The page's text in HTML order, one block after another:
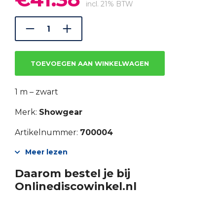
prijs
was:
€57.48.
prijs
is:
incl. 21% BTW
TOEVOEGEN AAN WINKELWAGEN
1 m – zwart
Merk: Showgear
Artikelnummer: 700004
Meer lezen
Daarom bestel je bij
Onlinediscowinkel.nl